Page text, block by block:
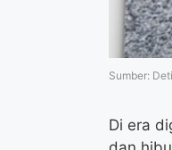
Sumber:
Di era